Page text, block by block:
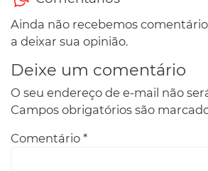
Ainda não recebemos
a deixar sua opinião.
Deixe um comentário
O seu endereço de e-mail não
Campos obrigatórios são
Comentário *